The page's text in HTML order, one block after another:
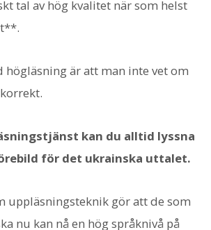
tal av hög kvalitet när som helst
högläsning är att man inte vet om
kan du alltid lyssna
för det ukrainska uttalet.
uppläsningsteknik gör att de som
nu kan nå en hög språknivå på